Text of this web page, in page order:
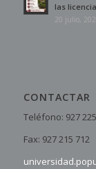
las
20 julio,
CONTACTAR
Teléfono: 927
Fax: 927 215 712